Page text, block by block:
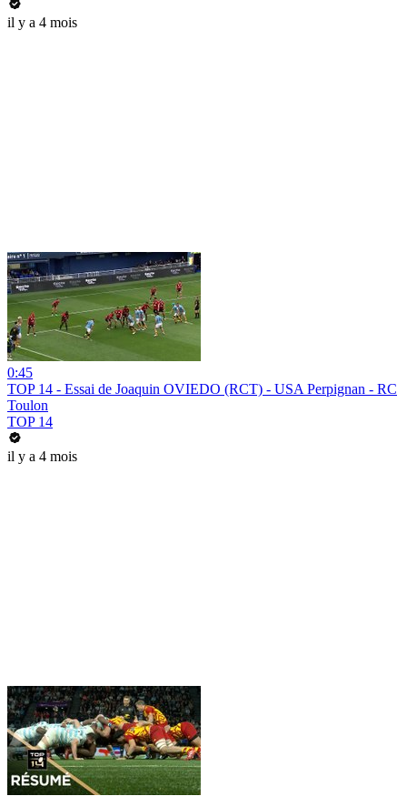
il y a 4 mois
0:45
TOP 14 - Essai de Joaquin OVIEDO (RCT) - USA Perpignan - RC
Toulon
TOP 14
il y a 4 mois